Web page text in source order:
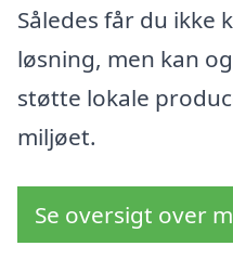
Således får du ikke
løsning, men kan
støtte lokale
miljøet.
Se oversigt over